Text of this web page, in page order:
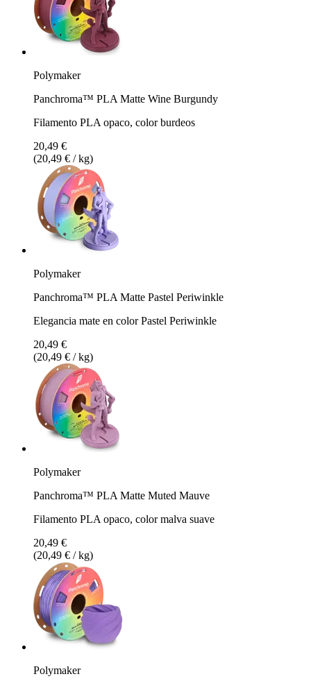
Polymaker
Panchroma™ PLA Matte Wine Burgundy
Filamento PLA opaco, color burdeos
20,49 €
(20,49 € / kg)
Polymaker
Panchroma™ PLA Matte Pastel Periwinkle
Elegancia mate en color Pastel Periwinkle
20,49 €
(20,49 € / kg)
Polymaker
Panchroma™ PLA Matte Muted Mauve
Filamento PLA opaco, color malva suave
20,49 €
(20,49 € / kg)
Polymaker